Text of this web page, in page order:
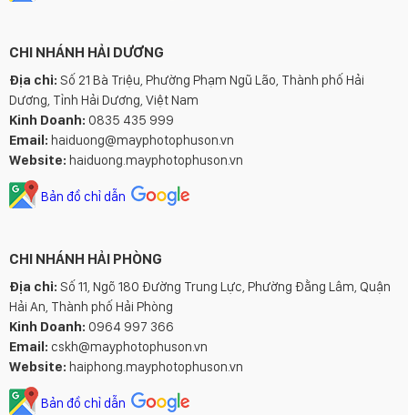
CHI NHÁNH HẢI DƯƠNG
Địa chỉ: Số 21 Bà Triệu, Phường Phạm Ngũ Lão, Thành phố Hải
Dương, Tỉnh Hải Dương, Việt Nam
Kinh Doanh: 0835 435 999
Email: haiduong@mayphotophuson.vn
Website: haiduong.mayphotophuson.vn
Bản đồ chỉ dẫn
CHI NHÁNH HẢI PHÒNG
Địa chỉ: Số 11, Ngõ 180 Đường Trung Lực, Phường Đằng Lâm, Quận
Hải An, Thành phố Hải Phòng
Kinh Doanh: 0964 997 366
Email: cskh@mayphotophuson.vn
Website: haiphong.mayphotophuson.vn
Bản đồ chỉ dẫn